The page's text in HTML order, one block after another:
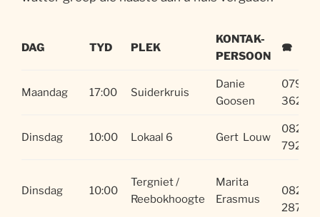
DAG TYD PLEK
KONTAK-
PERSOON
🕿
Maandag 17:00 Suiderkruis
Danie
Goosen
079
3624
Dinsdag 10:00 Lokaal 6 Gert Louw
082
7929
Dinsdag 10:00
Tergniet /
Reebokhoogte
Marita
Erasmus
082
2876